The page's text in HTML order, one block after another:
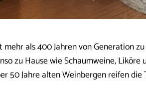
als 400 Jahren von Generation
zu Hause wie Schaumweine, Liköre
50 Jahre alten Weinbergen reifen die